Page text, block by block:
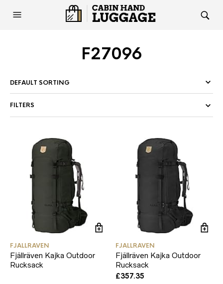
F27096
FILTERS
FJALLRAVEN
Fjällräven Kajka Outdoor
Rucksack
FJALLRAVEN
Fjällräven Kajka Outdoor
Rucksack
£357.35